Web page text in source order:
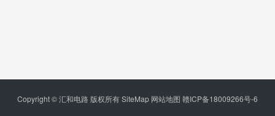
Copyright © 汇和电路 版权所有SiteMap 网站地图 赣ICP备18009266号-6